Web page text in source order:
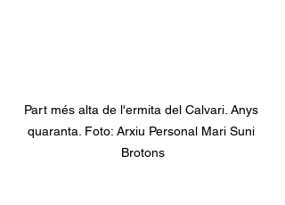
Part més alta de l'ermita del Calvari. Anys
quaranta. Foto: Arxiu Personal Mari Suni
Brotons